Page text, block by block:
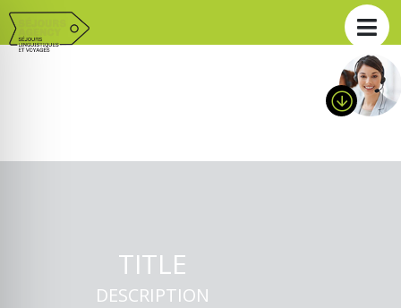
TITLE
DESCRIPTION